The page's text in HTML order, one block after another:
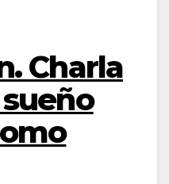
Charla